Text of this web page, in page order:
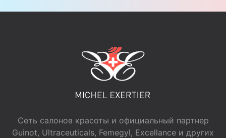
Сеть салонов красоты и официальный партнер
Guinot, Ultraceuticals, Femegyl, Excellance и других